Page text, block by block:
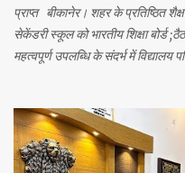
प्राप्त बीकानेर। शहर के प्रतिष्ठित
सेकेंडरी स्कूल को भारतीय शिक्षा बोर्ड
महत्वपूर्ण उपलब्धि के संदर्भ में विद्यालय
है। एकेडमी में अब विद्यार्थियों को आधुनिक
योग, आयुर्वेद, भारतीय दर्शन, और वेदों की
पाठ्यक्रम में अनिवार्य रूप शामिल किये